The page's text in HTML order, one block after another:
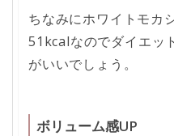
ちなみにホワイトモカ
51kcalなのでダイエッ
がいいでしょう。
ボリューム感UP